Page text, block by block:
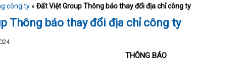
công ty » Đất Việt Group Thông báo thay đổi địa chỉ công ty
Thông báo thay đổi địa chỉ công ty
THÔNG BÁO